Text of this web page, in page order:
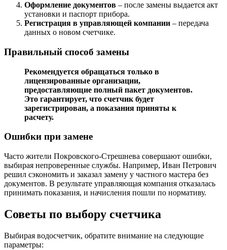
Оформление документов – после замены выдается акт
установки и паспорт прибора.
Регистрация в управляющей компании – передача
данных о новом счетчике.
Правильный способ замены
Рекомендуется обращаться только в
лицензированные организации,
предоставляющие полный пакет документов.
Это гарантирует, что счетчик будет
зарегистрирован, а показания приняты к
расчету.
Ошибки при замене
Часто жители Покровского-Стрешнева совершают ошибки,
выбирая непроверенные службы. Например, Иван Петрович
решил сэкономить и заказал замену у частного мастера без
документов. В результате управляющая компания отказалась
принимать показания, и начисления пошли по нормативу.
Советы по выбору счетчика
Выбирая водосчетчик, обратите внимание на следующие
параметры: